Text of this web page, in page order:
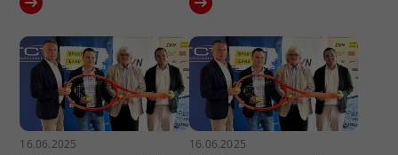
16.06.2025 16.06.2025